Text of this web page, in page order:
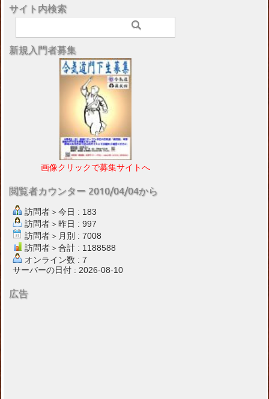
サイト内検索
新規入門者募集
画像クリックで募集サイトへ
閲覧者カウンター 2010/04/04から
訪問者＞今日 : 183
訪問者＞昨日 : 997
訪問者＞月別 : 7008
訪問者＞合計 : 1188588
オンライン数 : 7
サーバーの日付 : 2026-08-10
広告